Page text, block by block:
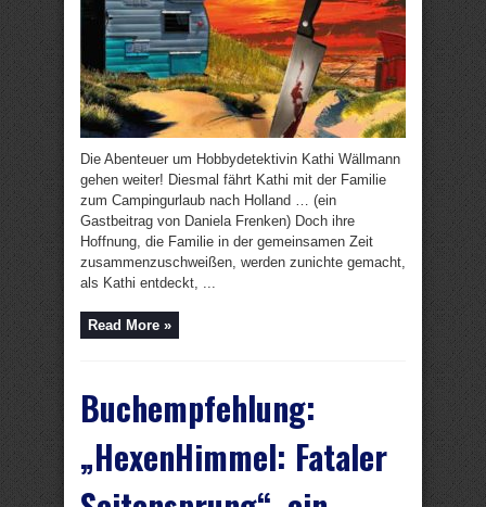
Die Abenteuer um Hobbydetektivin Kathi Wällmann
gehen weiter! Diesmal fährt Kathi mit der Familie
zum Campingurlaub nach Holland … (ein
Gastbeitrag von Daniela Frenken) Doch ihre
Hoffnung, die Familie in der gemeinsamen Zeit
zusammenzuschweißen, werden zunichte gemacht,
als Kathi entdeckt, ...
Read More »
Buchempfehlung:
„HexenHimmel: Fataler